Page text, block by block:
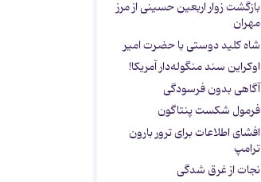
بازگشت زوار اربعین حسینی از مرز
مهران
شاه کلید دوستی با حضرت امیر
اوکراین سند منگوله‌دار آمریکا!
آگاهی بدون فرسودگی
فرمول شکست پنتاگون
افشای اطلاعات برای ترور بارون
ترامپ
نجات از غرق شدگی